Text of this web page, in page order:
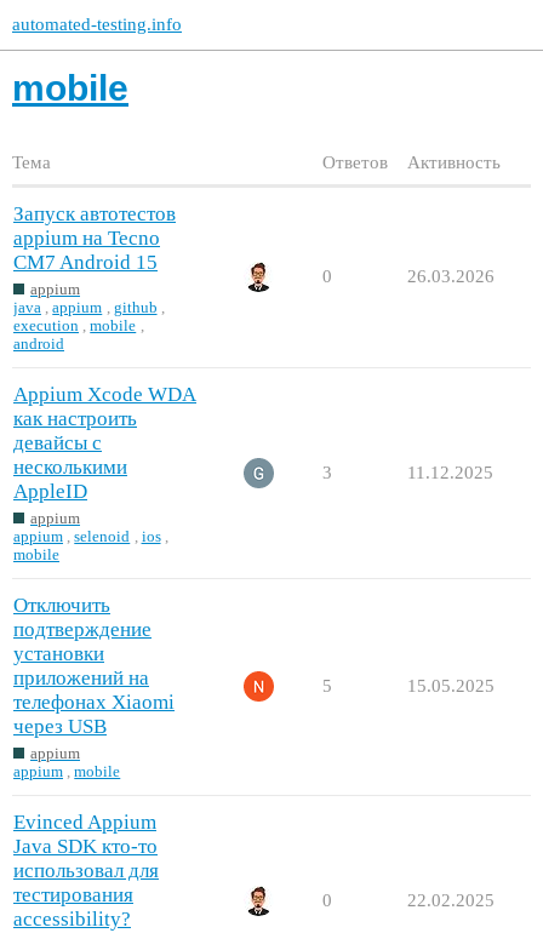
automated-testing.info
mobile
Тема Ответов Активность
Запуск автотестов
appium на Tecno
CM7 Android 15
appium
java
,appium github
execution
,mobile
android
0 26.03.2026
Appium Xcode WDA
как настроить
девайсы с
несколькими
AppleID
appium
appium ,selenoid ios
mobile
3 11.12.2025
Отключить
подтверждение
установки
приложений на
телефонах Xiaomi
через USB
appium
appium ,mobile
5 15.05.2025
Evinced Appium
Java SDK кто-то
использовал для
тестирования
accessibility?
0 22.02.2025